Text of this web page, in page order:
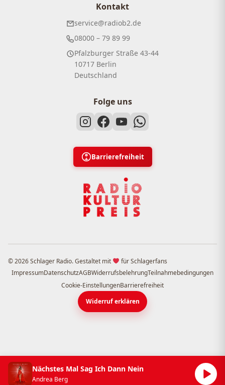
Kontakt
service@radiob2.de
08000 – 79 89 99
Pfalzburger Straße 43-44
10717 Berlin
Deutschland
Folge uns
Barrierefreiheit
© 2026 Schlager Radio. Gestaltet mit
für Schlagerfans
ImpressumDatenschutzAGBWiderrufsbelehrungTeilnahmebedingungen
Cookie-EinstellungenBarrierefreiheit
Widerruf erklären
Nächstes Mal Sag Ich Dann Nein
Andrea Berg